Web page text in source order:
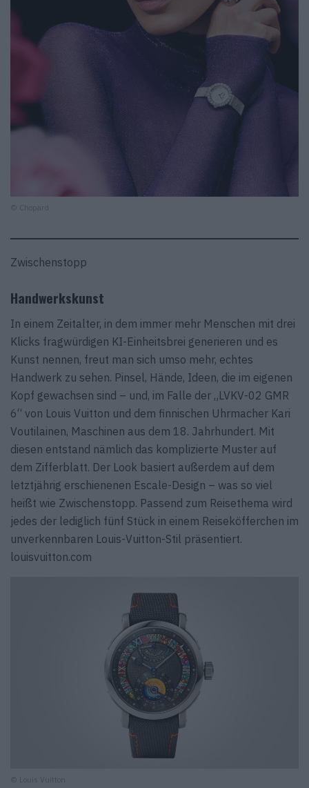
© Chopard
Zwischenstopp
Handwerkskunst
In einem Zeitalter, in dem immer mehr Menschen mit drei
Klicks fragwürdigen KI-Einheitsbrei generieren und es
Kunst nennen, freut man sich umso mehr, echtes
Handwerk zu sehen. Pinsel, Hände, Ideen, die im eigenen
Kopf gewachsen sind – und, im Falle der „LVKV-02 GMR
6“ von Louis Vuitton und dem finnischen Uhrmacher Kari
Voutilainen, Maschinen aus dem 18. Jahrhundert. Mit
diesen entstand nämlich das komplizierte Muster auf
dem Zifferblatt. Der Look basiert außerdem auf dem
letztjährig erschienenen Escale-Design – was so viel
heißt wie Zwischenstopp. Passend zum Reisethema wird
jedes der lediglich fünf Stück in einem Reiseköfferchen im
unverkennbaren Louis-Vuitton-Stil präsentiert.
louisvuitton.com
© Louis Vuitton